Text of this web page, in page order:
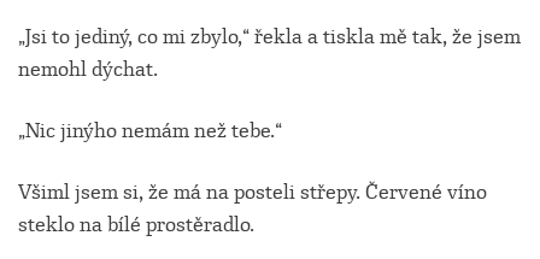
„Jsi to jediný, co mi zbylo,“ řekla a tiskla mě tak, že jsem
nemohl dýchat.
„Nic jinýho nemám než tebe.“
Všiml jsem si, že má na posteli střepy. Červené víno
steklo na bílé prostěradlo.